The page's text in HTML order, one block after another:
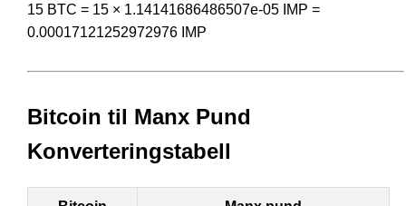
15 BTC = 15 × 1.14141686486507e-05 IMP =
0.00017121252972976 IMP
Bitcoin til Manx Pund
Konverteringstabell